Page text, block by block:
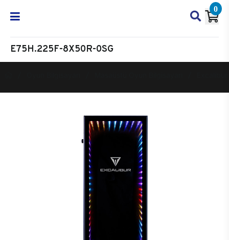
0
E75H.225F-8X50R-0SG